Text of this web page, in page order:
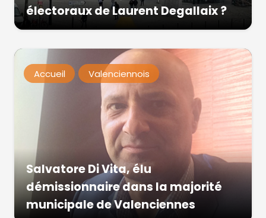
électoraux de Laurent Degallaix ?
Accueil Valenciennois
Salvatore Di Vita, élu
démissionnaire dans la majorité
municipale de Valenciennes